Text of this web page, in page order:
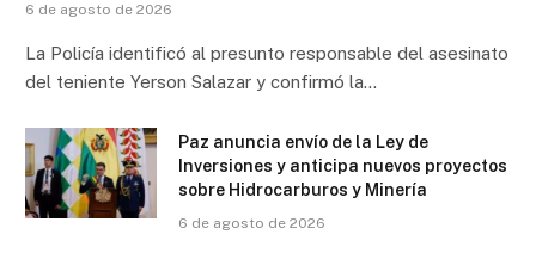
6 de agosto de 2026
La Policía identificó al presunto responsable del asesinato
del teniente Yerson Salazar y confirmó la…
Paz anuncia envío de la Ley de
Inversiones y anticipa nuevos proyectos
sobre Hidrocarburos y Minería
6 de agosto de 2026